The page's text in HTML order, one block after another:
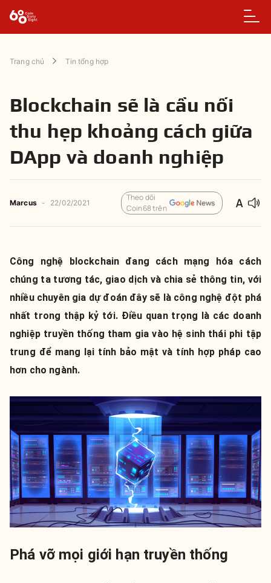
Trang chủ Tin tổng hợp
Blockchain sẽ là cầu nối
thu hẹp khoảng cách giữa
DApp và doanh nghiệp
Marcus - 22/02/2021
Theo dõi
Coin68 trên
Công nghệ blockchain đang cách mạng hóa cách
chúng ta tương tác, giao dịch và chia sẻ thông tin, với
nhiều chuyên gia dự đoán đây sẽ là công nghệ đột phá
nhất trong thập kỷ tới. Điều quan trọng là các doanh
nghiệp truyền thống tham gia vào hệ sinh thái phi tập
trung để mang lại tính bảo mật và tính hợp pháp cao
hơn cho ngành.
Phá vỡ mọi giới hạn truyền thống